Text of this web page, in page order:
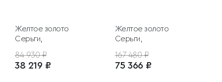
Желтое золото
Серьги,
84 930 ₽
38 219 ₽
Желтое золото
Серьги,
167 480 ₽
75 366 ₽